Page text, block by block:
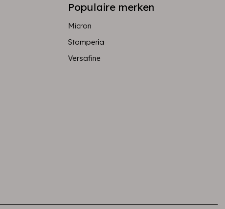
Populaire merken
Micron
Stamperia
Versafine